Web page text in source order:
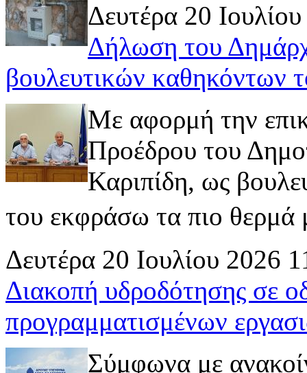
Δευτέρα 20
Δήλωση του
βουλευτικών καθηκόντων
Με αφορμή την
Προέδρου του
Καριπίδη, ως
του εκφράσω τα πιο
Δευτέρα 20 Ιουλίου 2026
Διακοπή υδροδότησης σε
προγραμματισμένων
Σύμφωνα με